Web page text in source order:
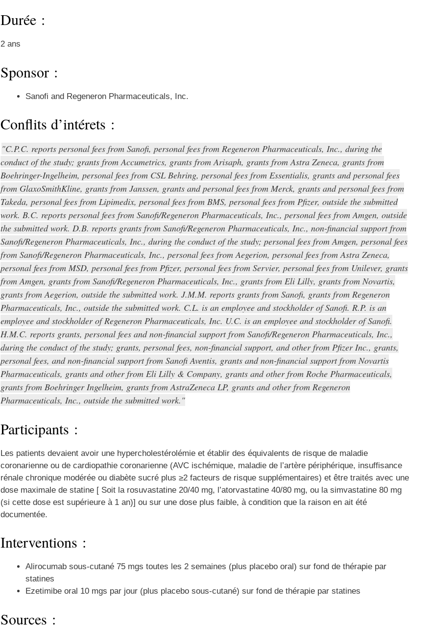
Durée :
2 ans
Sponsor :
Sanofi and Regeneron Pharmaceuticals, Inc.
Conflits d’intérets :
C.P.C. reports personal fees from Sanofi, personal fees from Regeneron Pharmaceuticals, Inc., during the
conduct of the study; grants from Accumetrics, grants from Arisaph, grants from Astra Zeneca, grants from
Boehringer-Ingelheim, personal fees from CSL Behring, personal fees from Essentialis, grants and personal fees
from GlaxoSmithKline, grants from Janssen, grants and personal fees from Merck, grants and personal fees from
Takeda, personal fees from Lipimedix, personal fees from BMS, personal fees from Pfizer, outside the submitted
work. B.C. reports personal fees from Sanofi/Regeneron Pharmaceuticals, Inc., personal fees from Amgen, outside
the submitted work. D.B. reports grants from Sanofi/Regeneron Pharmaceuticals, Inc., non-financial support from
Sanofi/Regeneron Pharmaceuticals, Inc., during the conduct of the study; personal fees from Amgen, personal fees
from Sanofi/Regeneron Pharmaceuticals, Inc., personal fees from Aegerion, personal fees from Astra Zeneca,
personal fees from MSD, personal fees from Pfizer, personal fees from Servier, personal fees from Unilever, grants
from Amgen, grants from Sanofi/Regeneron Pharmaceuticals, Inc., grants from Eli Lilly, grants from Novartis,
grants from Aegerion, outside the submitted work. J.M.M. reports grants from Sanofi, grants from Regeneron
Pharmaceuticals, Inc., outside the submitted work. C.L. is an employee and stockholder of Sanofi. R.P. is an
employee and stockholder of Regeneron Pharmaceuticals, Inc. U.C. is an employee and stockholder of Sanofi.
H.M.C. reports grants, personal fees and non-financial support from Sanofi/Regeneron Pharmaceuticals, Inc.,
during the conduct of the study; grants, personal fees, non-financial support, and other from Pfizer Inc., grants,
personal fees, and non-financial support from Sanofi Aventis, grants and non-financial support from Novartis
Pharmaceuticals, grants and other from Eli Lilly & Company, grants and other from Roche Pharmaceuticals,
grants from Boehringer Ingelheim, grants from AstraZeneca LP, grants and other from Regeneron
Pharmaceuticals, Inc., outside the submitted work.
Participants :
Les patients devaient avoir une hypercholestérolémie et établir des équivalents de risque de maladie
coronarienne ou de cardiopathie coronarienne (AVC ischémique, maladie de l’artère périphérique, insuffisance
rénale chronique modérée ou diabète sucré plus ≥2 facteurs de risque supplémentaires) et être traités avec une
dose maximale de statine [ Soit la rosuvastatine 20/40 mg, l’atorvastatine 40/80 mg, ou la simvastatine 80 mg
(si cette dose est supérieure à 1 an)] ou sur une dose plus faible, à condition que la raison en ait été
documentée.
Interventions :
Alirocumab sous-cutané 75 mgs toutes les 2 semaines (plus placebo oral) sur fond de thérapie par
statines
Ezetimibe oral 10 mgs par jour (plus placebo sous-cutané) sur fond de thérapie par statines
Sources :